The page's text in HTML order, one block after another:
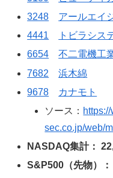
3248
アールエイ
4441
トビラシス
6654
不二電機工
7682
浜木綿
9678
カナモト
ソース：
sec.co.jp/web/
NASDAQ集計：
S&P500（先物）